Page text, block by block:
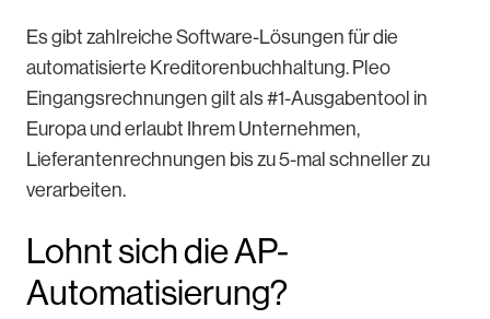
Es gibt zahlreiche Software-Lösungen für die
automatisierte Kreditorenbuchhaltung. Pleo
Eingangsrechnungen gilt als #1-Ausgabentool in
Europa und erlaubt Ihrem Unternehmen,
Lieferantenrechnungen bis zu 5-mal schneller zu
verarbeiten.
Lohnt sich die AP-
Automatisierung?